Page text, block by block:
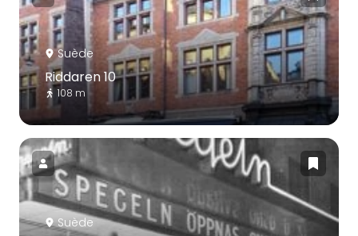
Suède
Riddaren 10
108 m
Suède